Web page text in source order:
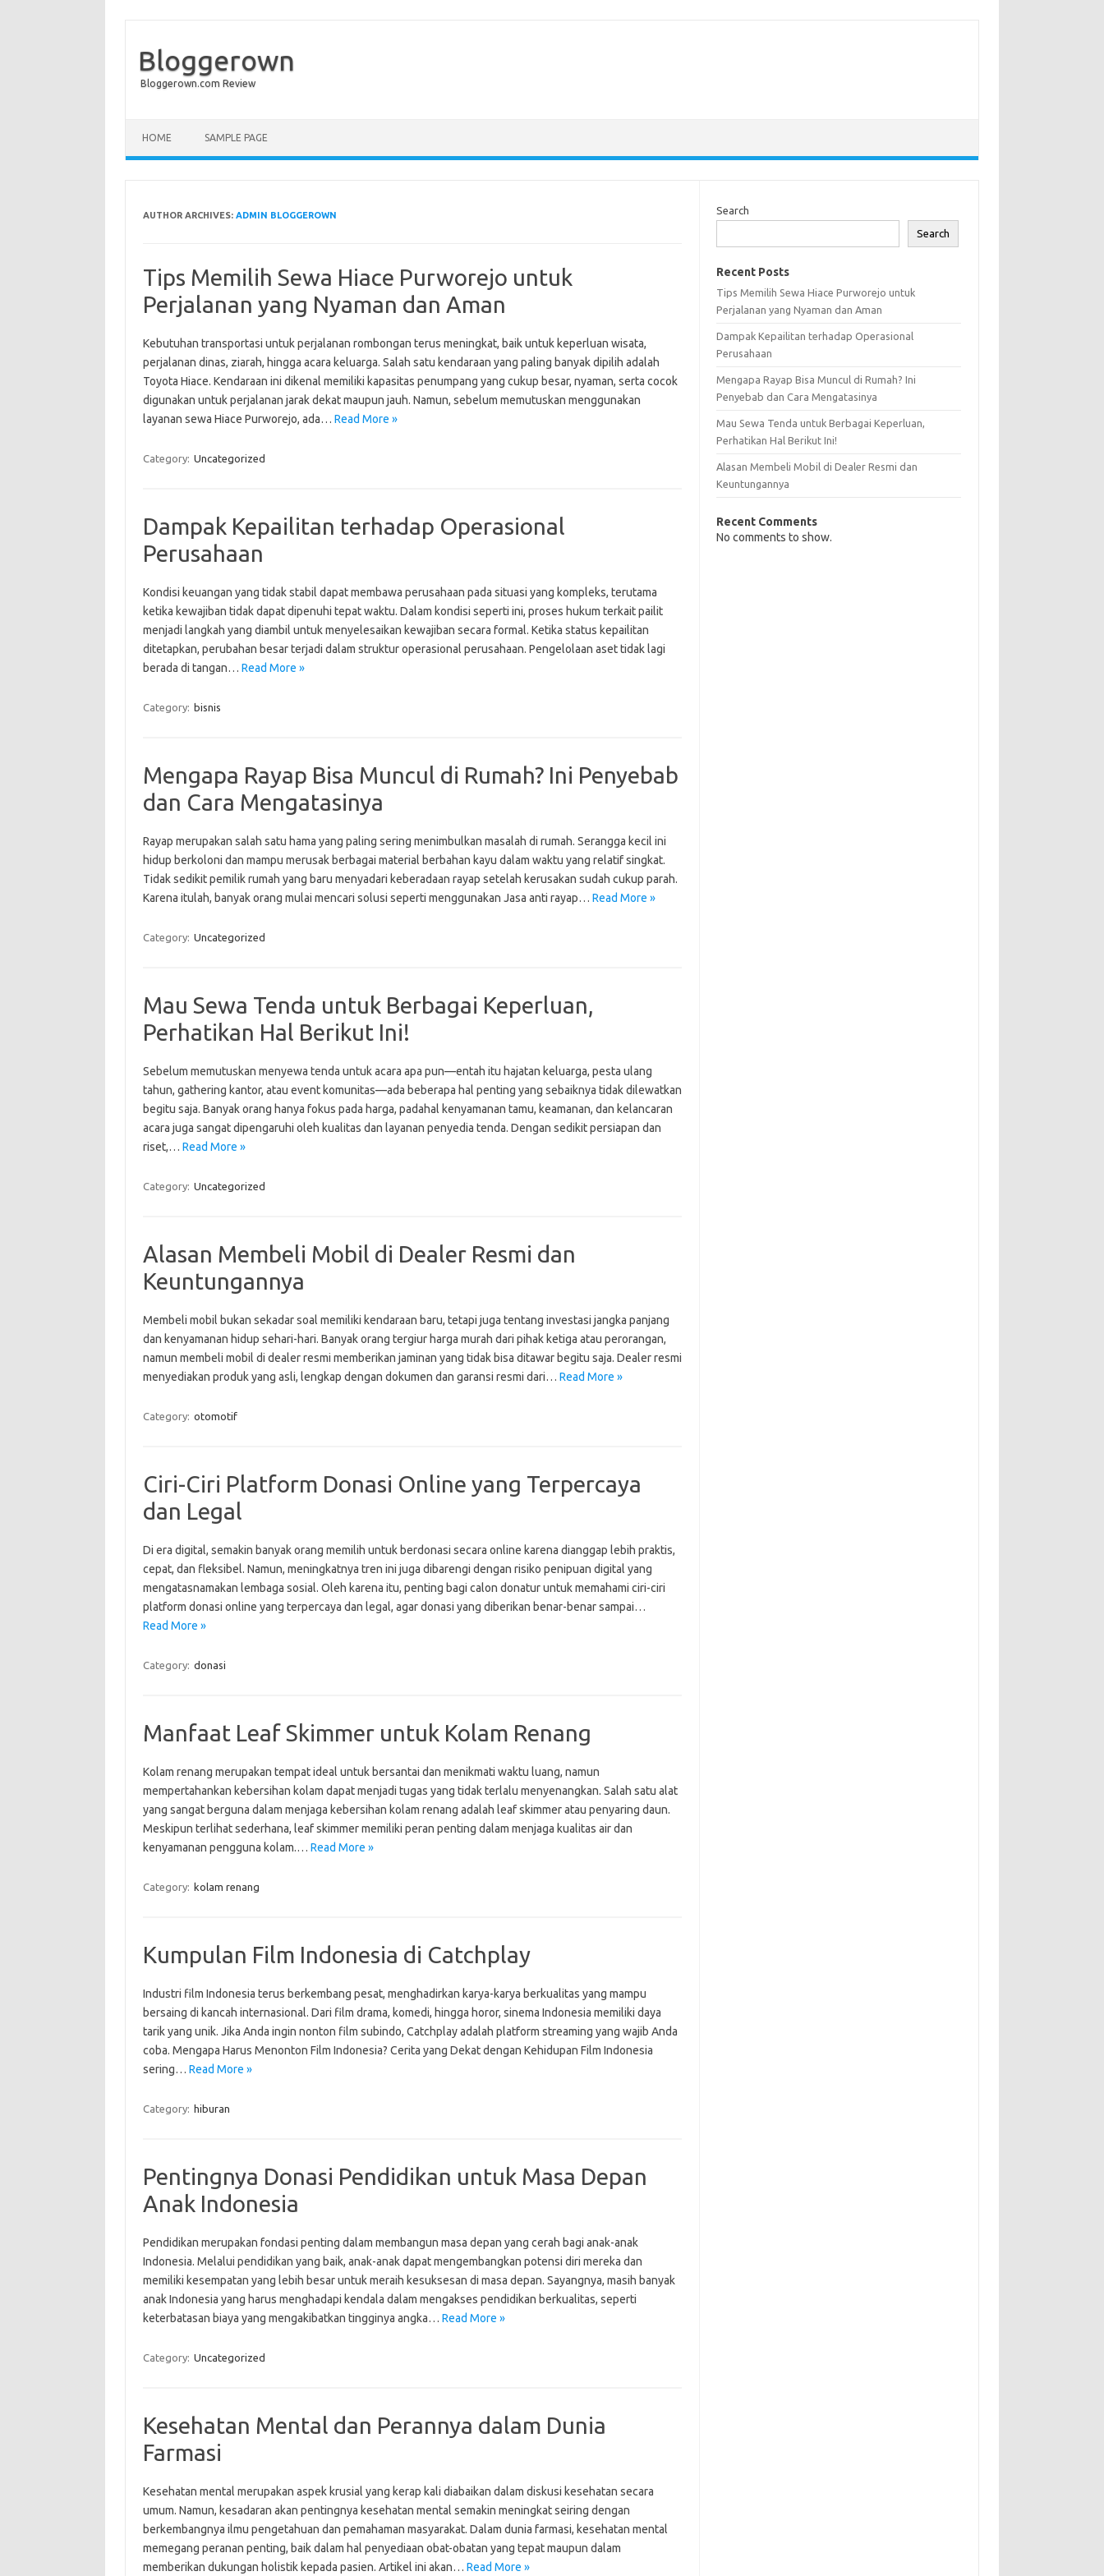
Bloggerown
Bloggerown.com Review
HOME SAMPLE PAGE
AUTHOR ARCHIVES: ADMIN BLOGGEROWN
Tips Memilih Sewa Hiace Purworejo untuk
Perjalanan yang Nyaman dan Aman
Kebutuhan transportasi untuk perjalanan rombongan terus meningkat, baik untuk keperluan wisata,
perjalanan dinas, ziarah, hingga acara keluarga. Salah satu kendaraan yang paling banyak dipilih adalah
Toyota Hiace. Kendaraan ini dikenal memiliki kapasitas penumpang yang cukup besar, nyaman, serta cocok
digunakan untuk perjalanan jarak dekat maupun jauh. Namun, sebelum memutuskan menggunakan
layanan sewa Hiace Purworejo, ada… Read More »
Category: Uncategorized
Dampak Kepailitan terhadap Operasional
Perusahaan
Kondisi keuangan yang tidak stabil dapat membawa perusahaan pada situasi yang kompleks, terutama
ketika kewajiban tidak dapat dipenuhi tepat waktu. Dalam kondisi seperti ini, proses hukum terkait pailit
menjadi langkah yang diambil untuk menyelesaikan kewajiban secara formal. Ketika status kepailitan
ditetapkan, perubahan besar terjadi dalam struktur operasional perusahaan. Pengelolaan aset tidak lagi
berada di tangan… Read More »
Category: bisnis
Mengapa Rayap Bisa Muncul di Rumah? Ini Penyebab
dan Cara Mengatasinya
Rayap merupakan salah satu hama yang paling sering menimbulkan masalah di rumah. Serangga kecil ini
hidup berkoloni dan mampu merusak berbagai material berbahan kayu dalam waktu yang relatif singkat.
Tidak sedikit pemilik rumah yang baru menyadari keberadaan rayap setelah kerusakan sudah cukup parah.
Karena itulah, banyak orang mulai mencari solusi seperti menggunakan Jasa anti rayap… Read More »
Category: Uncategorized
Mau Sewa Tenda untuk Berbagai Keperluan,
Perhatikan Hal Berikut Ini!
Sebelum memutuskan menyewa tenda untuk acara apa pun—entah itu hajatan keluarga, pesta ulang
tahun, gathering kantor, atau event komunitas—ada beberapa hal penting yang sebaiknya tidak dilewatkan
begitu saja. Banyak orang hanya fokus pada harga, padahal kenyamanan tamu, keamanan, dan kelancaran
acara juga sangat dipengaruhi oleh kualitas dan layanan penyedia tenda. Dengan sedikit persiapan dan
riset,… Read More »
Category: Uncategorized
Alasan Membeli Mobil di Dealer Resmi dan
Keuntungannya
Membeli mobil bukan sekadar soal memiliki kendaraan baru, tetapi juga tentang investasi jangka panjang
dan kenyamanan hidup sehari-hari. Banyak orang tergiur harga murah dari pihak ketiga atau perorangan,
namun membeli mobil di dealer resmi memberikan jaminan yang tidak bisa ditawar begitu saja. Dealer resmi
menyediakan produk yang asli, lengkap dengan dokumen dan garansi resmi dari… Read More »
Category: otomotif
Ciri-Ciri Platform Donasi Online yang Terpercaya
dan Legal
Di era digital, semakin banyak orang memilih untuk berdonasi secara online karena dianggap lebih praktis,
cepat, dan fleksibel. Namun, meningkatnya tren ini juga dibarengi dengan risiko penipuan digital yang
mengatasnamakan lembaga sosial. Oleh karena itu, penting bagi calon donatur untuk memahami ciri-ciri
platform donasi online yang terpercaya dan legal, agar donasi yang diberikan benar-benar sampai…
Read More »
Category: donasi
Manfaat Leaf Skimmer untuk Kolam Renang
Kolam renang merupakan tempat ideal untuk bersantai dan menikmati waktu luang, namun
mempertahankan kebersihan kolam dapat menjadi tugas yang tidak terlalu menyenangkan. Salah satu alat
yang sangat berguna dalam menjaga kebersihan kolam renang adalah leaf skimmer atau penyaring daun.
Meskipun terlihat sederhana, leaf skimmer memiliki peran penting dalam menjaga kualitas air dan
kenyamanan pengguna kolam.… Read More »
Category: kolam renang
Kumpulan Film Indonesia di Catchplay
Industri film Indonesia terus berkembang pesat, menghadirkan karya-karya berkualitas yang mampu
bersaing di kancah internasional. Dari film drama, komedi, hingga horor, sinema Indonesia memiliki daya
tarik yang unik. Jika Anda ingin nonton film subindo, Catchplay adalah platform streaming yang wajib Anda
coba. Mengapa Harus Menonton Film Indonesia? Cerita yang Dekat dengan Kehidupan Film Indonesia
sering… Read More »
Category: hiburan
Pentingnya Donasi Pendidikan untuk Masa Depan
Anak Indonesia
Pendidikan merupakan fondasi penting dalam membangun masa depan yang cerah bagi anak-anak
Indonesia. Melalui pendidikan yang baik, anak-anak dapat mengembangkan potensi diri mereka dan
memiliki kesempatan yang lebih besar untuk meraih kesuksesan di masa depan. Sayangnya, masih banyak
anak Indonesia yang harus menghadapi kendala dalam mengakses pendidikan berkualitas, seperti
keterbatasan biaya yang mengakibatkan tingginya angka… Read More »
Category: Uncategorized
Kesehatan Mental dan Perannya dalam Dunia
Farmasi
Kesehatan mental merupakan aspek krusial yang kerap kali diabaikan dalam diskusi kesehatan secara
umum. Namun, kesadaran akan pentingnya kesehatan mental semakin meningkat seiring dengan
berkembangnya ilmu pengetahuan dan pemahaman masyarakat. Dalam dunia farmasi, kesehatan mental
memegang peranan penting, baik dalam hal penyediaan obat-obatan yang tepat maupun dalam
memberikan dukungan holistik kepada pasien. Artikel ini akan… Read More »
Search
Search
Recent Posts
Tips Memilih Sewa Hiace Purworejo untuk
Perjalanan yang Nyaman dan Aman
Dampak Kepailitan terhadap Operasional
Perusahaan
Mengapa Rayap Bisa Muncul di Rumah? Ini
Penyebab dan Cara Mengatasinya
Mau Sewa Tenda untuk Berbagai Keperluan,
Perhatikan Hal Berikut Ini!
Alasan Membeli Mobil di Dealer Resmi dan
Keuntungannya
Recent Comments
No comments to show.